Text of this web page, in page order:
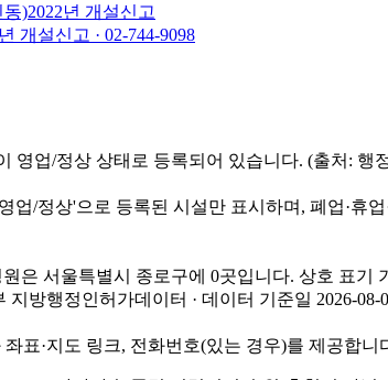
동)2022년 개설신고
년 개설신고 · 02-744-9098
업/정상 상태로 등록되어 있습니다. (출처: 행
/정상'으로 등록된 시설만 표시하며, 폐업·휴
은 서울특별시 종로구에 0곳입니다. 상호 표
방행정인허가데이터 · 데이터 기준일 2026-08-
표·지도 링크, 전화번호(있는 경우)를 제공합